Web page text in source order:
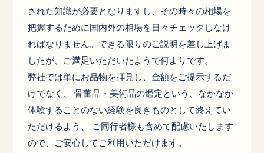
された知識が必要となりますし、その時々の相場を
把握するために国内外の相場を日々チェックしなけ
ればなりません。できる限りのご説明を差し上げま
したが、ご満足いただいたようで何よりです。
弊社では単にお品物を拝見し、金額をご提示するだ
けでなく、 骨董品・美術品の鑑定という、なかなか
体験することのない経験を良きものとして終えてい
ただけるよう、 ご同行者様も含めて配慮いたします
ので、ご安心してご利用いただけます。